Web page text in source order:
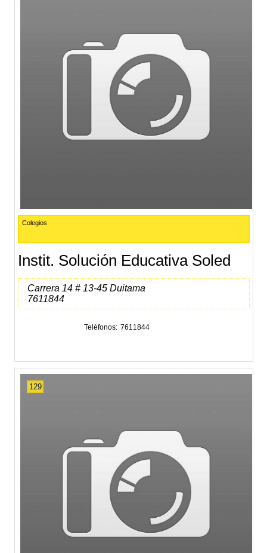
Colegios
Instit. Solución Educativa Soled
Carrera 14 # 13-45 Duitama
7611844
Teléfonos 7611844
129